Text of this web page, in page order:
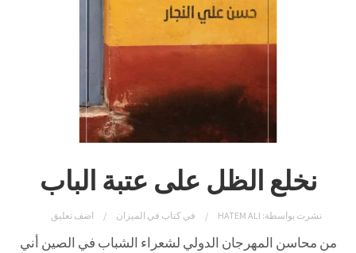
نخلع الظل على عتبة الباب
نشرت بواسطة: HATEM ALI فيكتاب في الميزان اضف تعليق
من محاسن المهرجان الدولي لشعراء الشباب في الصين أني